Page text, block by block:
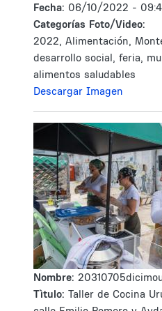
Fecha: 06/10/2022 -
Categorías Foto/Video:
2022, Alimentación,
desarrollo social, feria,
alimentos saludables
Descargar Imagen
Nombre:
Tìtulo: Taller de Cocina